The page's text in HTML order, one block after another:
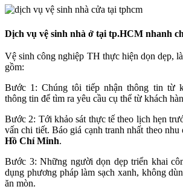
Dịch vụ vệ sinh nhà ở tại tp.HCM nhanh
Vệ sinh công nghiệp TH thực hiện dọn dẹp,
gồm:
Bước 1: Chúng tôi tiếp nhận thông tin từ
thông tin để tìm ra yêu cầu cụ thể từ khách
Bước 2: Tới khảo sát thực tế theo lịch hẹn
vấn chi tiết. Báo giá cạnh tranh nhất theo nhu
Hồ Chí Minh.
Bước 3: Những người dọn dẹp triển khai
dụng phương pháp làm sạch xanh, không
ăn mòn.